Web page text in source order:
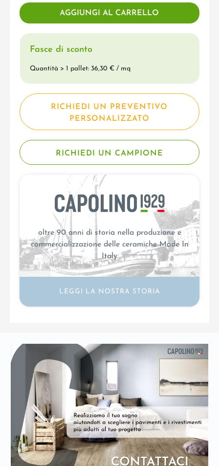
Fasce di sconto
Quantità > 1 pallet: 36,30 € / mq
RICHIEDI UN PREVENTIVO
PERSONALIZZATO
RICHIEDI UN CAMPIONE
oltre 90 anni di storia nella produzione e
commercializzazione delle ceramiche Made In
Italy
LEGGI LA NOSTRA STORIA